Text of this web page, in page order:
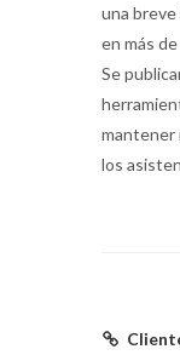
una
en más
Se
mantener
los